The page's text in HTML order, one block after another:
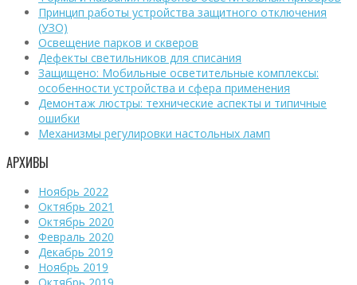
Принцип работы устройства защитного отключения
(УЗО)
Освещение парков и скверов
Дефекты светильников для списания
Защищено: Мобильные осветительные комплексы:
особенности устройства и сфера применения
Демонтаж люстры: технические аспекты и типичные
ошибки
Механизмы регулировки настольных ламп
АРХИВЫ
Ноябрь 2022
Октябрь 2021
Октябрь 2020
Февраль 2020
Декабрь 2019
Ноябрь 2019